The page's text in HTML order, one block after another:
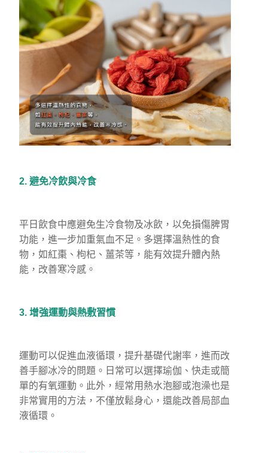
2. 避免冷飲與冷食
平日飲食中應避免生冷食物及冰飲，以免損傷脾胃
功能，進一步加重氣血不足。多選擇溫熱性的食
物，如紅棗、枸杞、薑茶等，能有效提升體內熱
能，改善寒冷感。
3. 增強運動與熱敷習慣
運動可以促進血液循環，提升基礎代謝率，進而改
善手腳冰冷的問題。日常可以選擇瑜伽、快走或簡
單的有氧運動。此外，經常用熱水泡腳或泡澡也是
非常實用的方法，不僅放鬆身心，還能改善局部血
液循環。